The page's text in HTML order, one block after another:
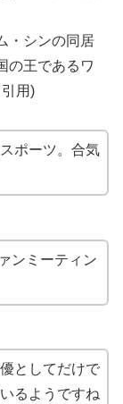
・シンの同居
の王であるワ
用)
ポーツ。合気
ンミーティン
としてだけで
るようですね